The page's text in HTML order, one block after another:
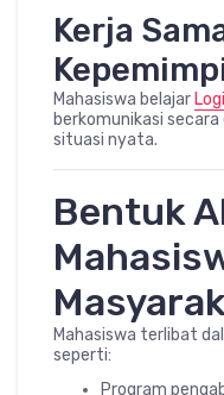
Kerja
Mahasiswa belajar
berkomunikasi
situasi nyata.
Bentuk
Mahasiswa terlibat
seperti:
Program